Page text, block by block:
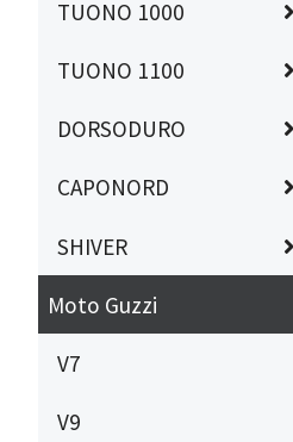
TUONO 1000
TUONO 1100
DORSODURO
CAPONORD
SHIVER
Moto Guzzi
V7
V9